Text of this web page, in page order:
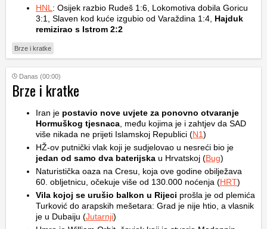
HNL : Osijek razbio Rudeš 1:6, Lokomotiva dobila Goricu
3:1, Slaven kod kuće izgubio od Varaždina 1:4, Hajduk
remizirao s Istrom 2:2
Brze i kratke
Danas (00:00)
Brze i kratke
Iran je postavio nove uvjete za ponovno otvaranje
Hormuškog tjesnaca , među kojima je i zahtjev da SAD
više nikada ne prijeti Islamskoj Republici (N1)
HŽ-ov putnički vlak koji je sudjelovao u nesreći bio je
jedan od samo dva baterijska u Hrvatskoj (Bug)
Naturistička oaza na Cresu, koja ove godine obilježava
60. obljetnicu, očekuje više od 130.000 noćenja (HRT)
Vila kojoj se urušio balkon u Rijeci prošla je od plemića
Turković do arapskih mešetara: Grad je nije htio, a vlasnik
je u Dubaiju (Jutarnji)